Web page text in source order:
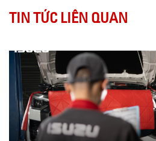
TIN TỨC LIÊN QUAN